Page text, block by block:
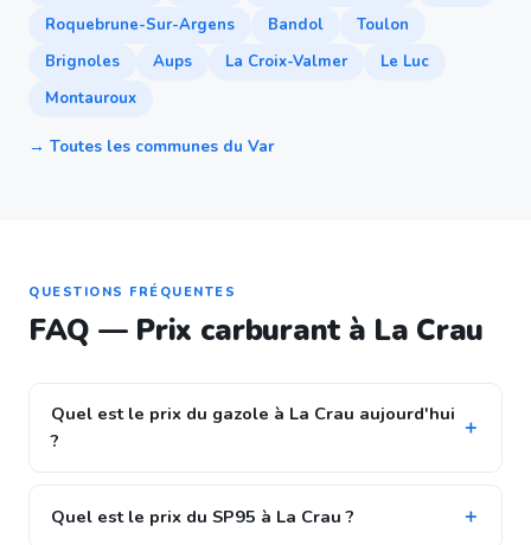
Roquebrune-Sur-Argens
Bandol
Toulon
Brignoles
Aups La Croix-Valmer
Le Luc
Montauroux
→ Toutes les communes du Var
QUESTIONS FRÉQUENTES
FAQ — Prix carburant à La Crau
Quel est le prix du gazole à La Crau aujourd'hui
?
Quel est le prix du SP95 à La Crau ?